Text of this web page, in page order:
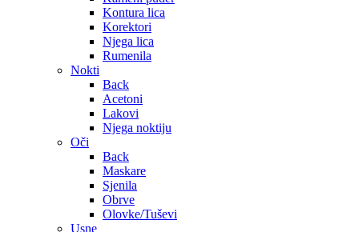
Kontura lica
Korektori
Njega lica
Rumenila
Nokti
Back
Acetoni
Lakovi
Njega noktiju
Oči
Back
Maskare
Sjenila
Obrve
Olovke/Tuševi
Usne